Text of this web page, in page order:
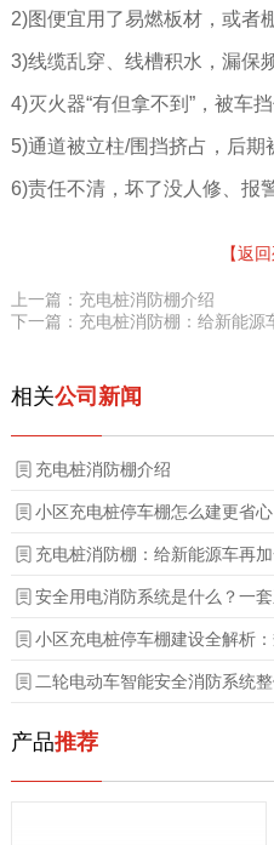
2)图便宜用了易燃板材，或者
3)线缆乱穿、线槽积水，漏保
4)灭火器“有但拿不到”，被车
5)通道被立柱/围挡挤占，后期
6)责任不清，坏了没人修、报
【返
上一篇：充电桩消防棚介绍
下一篇：充电桩消防棚：给新能源
相关公司新闻
充电桩消防棚介绍
小区充电桩停车棚怎么建更省心
充电桩消防棚：给新能源车再
安全用电消防系统是什么？一
小区充电桩停车棚建设全解析
二轮电动车智能安全消防系统
产品推荐